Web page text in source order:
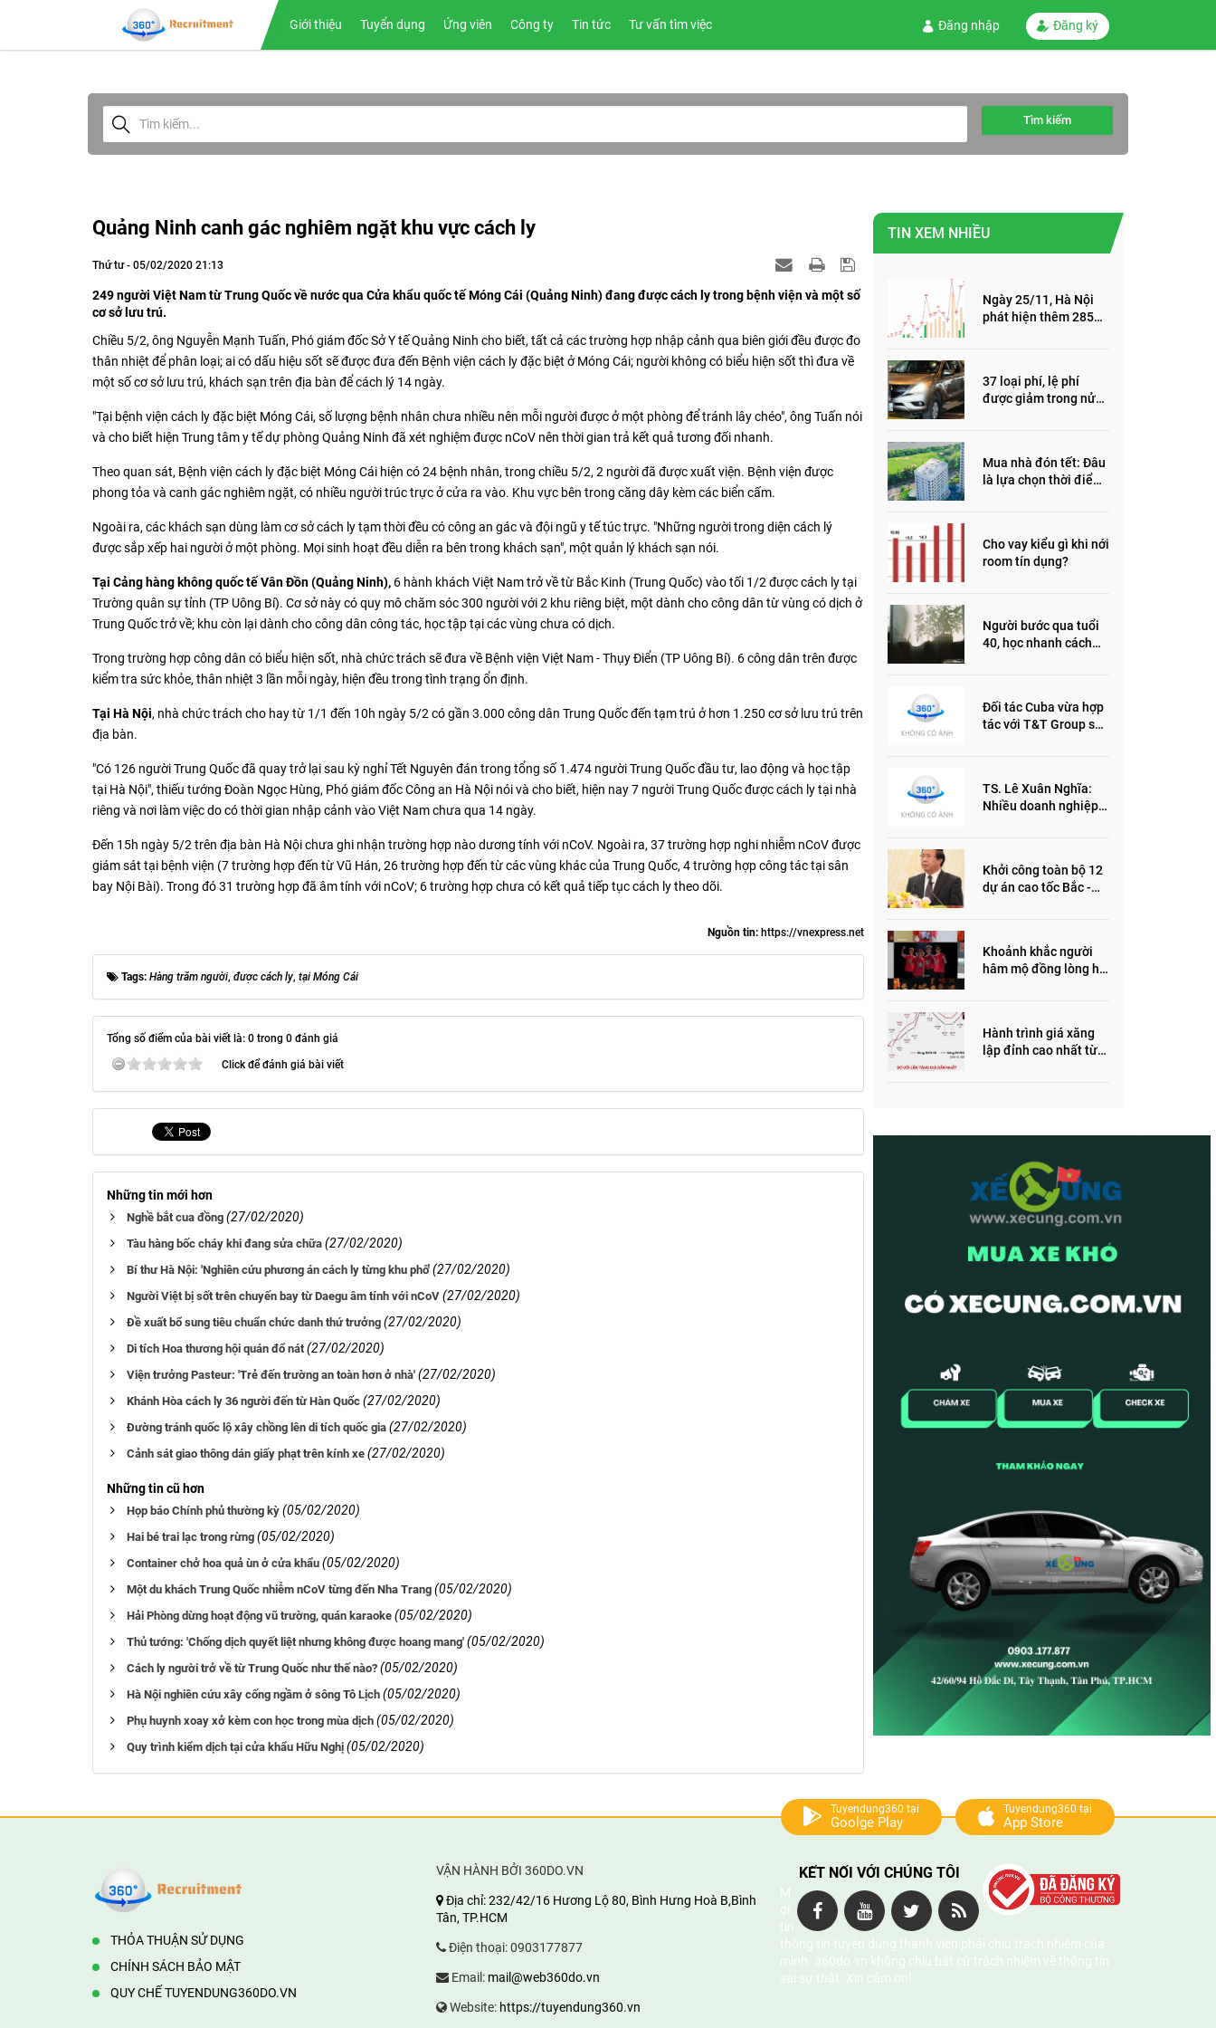
Giới thiệu Tuyển dụng Ứng viên Công ty Tin tức Tư vấn tìm việc Đăng nhập Đăng ký
Tìm kiếm
Quảng Ninh canh gác nghiêm ngặt khu vực cách ly
Thứ tư - 05/02/2020 21:13
249 người Việt Nam từ Trung Quốc về nước qua Cửa khẩu quốc tế Móng Cái (Quảng Ninh) đang được cách ly trong bệnh viện và một số
cơ sở lưu trú.
Chiều 5/2, ông Nguyễn Mạnh Tuấn, Phó giám đốc Sở Y tế Quảng Ninh cho biết, tất cả các trường hợp nhập cảnh qua biên giới đều được đo
thân nhiệt để phân loại; ai có dấu hiệu sốt sẽ được đưa đến Bệnh viện cách ly đặc biệt ở Móng Cái; người không có biểu hiện sốt thì đưa về
một số cơ sở lưu trú, khách sạn trên địa bàn để cách lý 14 ngày.
"Tại bệnh viện cách ly đặc biệt Móng Cái, số lượng bệnh nhân chưa nhiều nên mỗi người được ở một phòng để tránh lây chéo", ông Tuấn nói
và cho biết hiện Trung tâm y tế dự phòng Quảng Ninh đã xét nghiệm được nCoV nên thời gian trả kết quả tương đối nhanh.
Theo quan sát, Bệnh viện cách ly đặc biệt Móng Cái hiện có 24 bệnh nhân, trong chiều 5/2, 2 người đã được xuất viện. Bệnh viện được
phong tỏa và canh gác nghiêm ngặt, có nhiều người trúc trực ở cửa ra vào. Khu vực bên trong căng dây kèm các biển cấm.
Ngoài ra, các khách sạn dùng làm cơ sở cách ly tạm thời đều có công an gác và đội ngũ y tế túc trực. "Những người trong diện cách lý
được sắp xếp hai người ở một phòng. Mọi sinh hoạt đều diễn ra bên trong khách sạn", một quản lý khách sạn nói.
Tại Cảng hàng không quốc tế Vân Đồn (Quảng Ninh), 6 hành khách Việt Nam trở về từ Bắc Kinh (Trung Quốc) vào tối 1/2 được cách ly tại
Trường quân sự tỉnh (TP Uông Bí). Cơ sở này có quy mô chăm sóc 300 người với 2 khu riêng biệt, một dành cho công dân từ vùng có dịch ở
Trung Quốc trở về; khu còn lại dành cho công dân công tác, học tập tại các vùng chưa có dịch.
Trong trường hợp công dân có biểu hiện sốt, nhà chức trách sẽ đưa về Bệnh viện Việt Nam - Thụy Điển (TP Uông Bí). 6 công dân trên được
kiểm tra sức khỏe, thân nhiệt 3 lần mỗi ngày, hiện đều trong tình trạng ổn định.
Tại Hà Nội, nhà chức trách cho hay từ 1/1 đến 10h ngày 5/2 có gần 3.000 công dân Trung Quốc đến tạm trú ở hơn 1.250 cơ sở lưu trú trên
địa bàn.
"Có 126 người Trung Quốc đã quay trở lại sau kỳ nghỉ Tết Nguyên đán trong tổng số 1.474 người Trung Quốc đầu tư, lao động và học tập
tại Hà Nội", thiếu tướng Đoàn Ngọc Hùng, Phó giám đốc Công an Hà Nội nói và cho biết, hiện nay 7 người Trung Quốc được cách ly tại nhà
riêng và nơi làm việc do có thời gian nhập cảnh vào Việt Nam chưa qua 14 ngày.
Đến 15h ngày 5/2 trên địa bàn Hà Nội chưa ghi nhận trường hợp nào dương tính với nCoV. Ngoài ra, 37 trường hợp nghi nhiễm nCoV được
giám sát tại bệnh viện (7 trường hợp đến từ Vũ Hán, 26 trường hợp đến từ các vùng khác của Trung Quốc, 4 trường hợp công tác tại sân
bay Nội Bài). Trong đó 31 trường hợp đã âm tính với nCoV; 6 trường hợp chưa có kết quả tiếp tục cách ly theo dõi.
Nguồn tin: https://vnexpress.net
Tags: Hàng trăm người, được cách ly, tại Móng Cái
Tổng số điểm của bài viết là: 0 trong 0 đánh giá
Click để đánh giá bài viết
Những tin mới hơn
Nghề bắt cua đồng (27/02/2020)
Tàu hàng bốc cháy khi đang sửa chữa (27/02/2020)
Bí thư Hà Nội: 'Nghiên cứu phương án cách ly từng khu phố' (27/02/2020)
Người Việt bị sốt trên chuyến bay từ Daegu âm tính với nCoV (27/02/2020)
Đề xuất bổ sung tiêu chuẩn chức danh thứ trưởng (27/02/2020)
Di tích Hoa thương hội quán đổ nát (27/02/2020)
Viện trưởng Pasteur: 'Trẻ đến trường an toàn hơn ở nhà' (27/02/2020)
Khánh Hòa cách ly 36 người đến từ Hàn Quốc (27/02/2020)
Đường tránh quốc lộ xây chồng lên di tích quốc gia (27/02/2020)
Cảnh sát giao thông dán giấy phạt trên kính xe (27/02/2020)
Những tin cũ hơn
Họp báo Chính phủ thường kỳ (05/02/2020)
Hai bé trai lạc trong rừng (05/02/2020)
Container chở hoa quả ùn ở cửa khẩu (05/02/2020)
Một du khách Trung Quốc nhiễm nCoV từng đến Nha Trang (05/02/2020)
Hải Phòng dừng hoạt động vũ trường, quán karaoke (05/02/2020)
Thủ tướng: 'Chống dịch quyết liệt nhưng không được hoang mang' (05/02/2020)
Cách ly người trở về từ Trung Quốc như thế nào? (05/02/2020)
Hà Nội nghiên cứu xây cống ngầm ở sông Tô Lịch (05/02/2020)
Phụ huynh xoay xở kèm con học trong mùa dịch (05/02/2020)
Quy trình kiểm dịch tại cửa khẩu Hữu Nghị (05/02/2020)
TIN XEM NHIỀU
Ngày 25/11, Hà Nội
phát hiện thêm 285
37 loại phí, lệ phí
được giảm trong nửa
Mua nhà đón tết: Đâu
là lựa chọn thời điểm
Cho vay kiểu gì khi nới
room tín dụng?
Người bước qua tuổi
40, học nhanh cách
Đối tác Cuba vừa hợp
tác với T&T Group sản
TS. Lê Xuân Nghĩa:
Nhiều doanh nghiệp
Khởi công toàn bộ 12
dự án cao tốc Bắc -
Khoảnh khắc người
hâm mộ đồng lòng hô
Hành trình giá xăng
lập đỉnh cao nhất từ
Tuyendung360 tại
Goolge Play
Tuyendung360 tại
App Store
THỎA THUẬN SỬ DỤNG
CHÍNH SÁCH BẢO MẬT
QUY CHẾ TUYENDUNG360DO.VN
VẬN HÀNH BỞI 360DO.VN
Địa chỉ:232/42/16 Hương Lộ 80, Bình Hưng Hoà B,Bình
Tân, TP.HCM
Điện thoại:0903177877
Email: mail@web360do.vn
Website: https://tuyendung360.vn
KẾT NỐI VỚI CHÚNG TÔI
M
ọi
tin
thông tin tuyển dụng thành viên phải chịu trách nhiệm của
mình. 360do.vn không chịu bất cứ trách nhiệm về thông tin
sai sự thật. Xin cảm ơn!